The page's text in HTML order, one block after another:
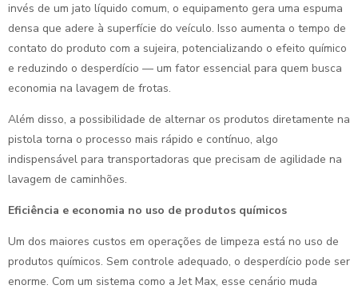
invés de um jato líquido comum, o equipamento gera uma espuma
densa que adere à superfície do veículo. Isso aumenta o tempo de
contato do produto com a sujeira, potencializando o efeito químico
e reduzindo o desperdício — um fator essencial para quem busca
economia na lavagem de frotas.
Além disso, a possibilidade de alternar os produtos diretamente na
pistola torna o processo mais rápido e contínuo, algo
indispensável para transportadoras que precisam de agilidade na
lavagem de caminhões.
Eficiência e economia no uso de produtos químicos
Um dos maiores custos em operações de limpeza está no uso de
produtos químicos. Sem controle adequado, o desperdício pode ser
enorme. Com um sistema como a Jet Max, esse cenário muda